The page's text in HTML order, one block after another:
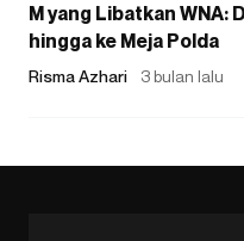
M yang Libatkan WNA:
hingga ke Meja Polda
Risma Azhari 3 bulan lalu